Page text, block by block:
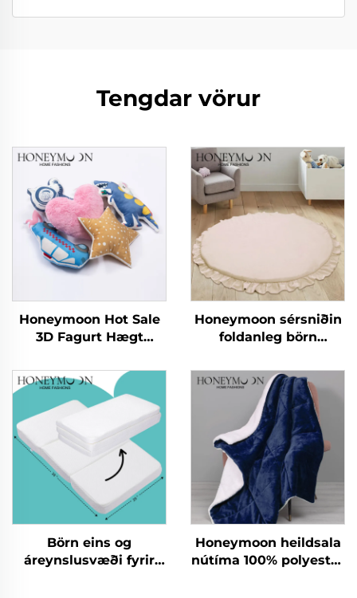
Tengdar vörur
Honeymoon Hot Sale
3D Fagurt Hægt
fyrir börn - Dynjuföt
fyrir svefnherbergi
Honeymoon sérsniðin
foldanleg börn
svæði fyrir gólfið
Börn eins og
áreynslusvæði fyrir
Honeymoon heildsala
nútíma 100% polyester